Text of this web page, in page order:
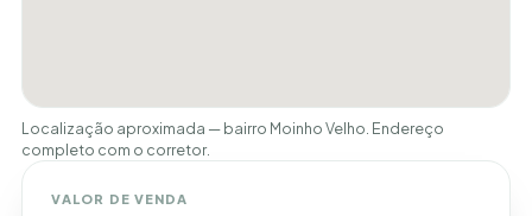
Localização aproximada — bairro Moinho Velho. Endereço
completo com o corretor.
VALOR DE VENDA